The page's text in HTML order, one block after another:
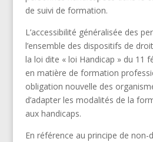
de suivi de formation.
L’accessibilité généralisée des
l’ensemble des dispositifs de
la loi dite « loi Handicap » du 11
en matière de formation
obligation nouvelle des
d’adapter les modalités de la
aux handicaps.
En référence au principe de